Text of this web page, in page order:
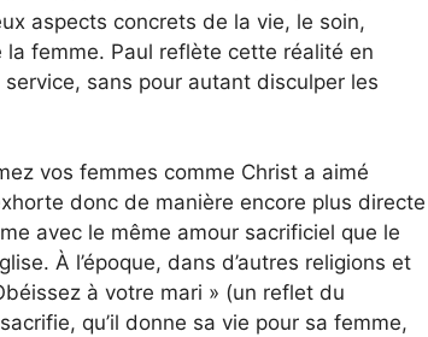
aspects concrets de la vie, le soin,
femme. Paul reflète cette réalité en
sans pour autant disculper les
vos femmes comme Christ a aimé
donc de manière encore plus directe
avec le même amour sacrificiel que le
À l’époque, dans d’autres religions et
à votre mari » (un reflet du
qu’il donne sa vie pour sa femme,